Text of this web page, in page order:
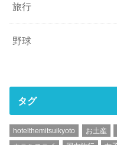
旅行
野球
タグ
hotelthemitsuikyoto お土産